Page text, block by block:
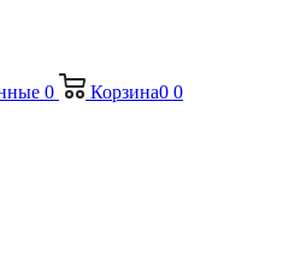
0 Корзина0 0